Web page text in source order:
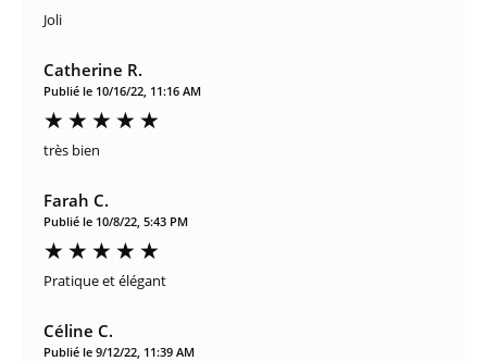
Joli
Catherine R.
Publié le 10/16/22, 11:16 AM
très bien
Farah C.
Publié le 10/8/22, 5:43 PM
Pratique et élégant
Céline C.
Publié le 9/12/22, 11:39 AM